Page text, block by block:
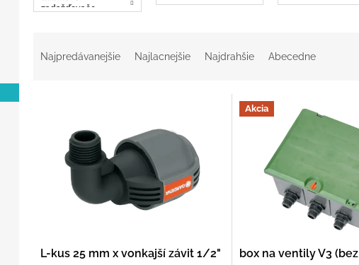
zadažďovače
Najpredávanejšie Najlacnejšie Najdrahšie Abecedne
L-kus 25 mm x vonkajší závit 1/2"
Akcia
box na ventily V3